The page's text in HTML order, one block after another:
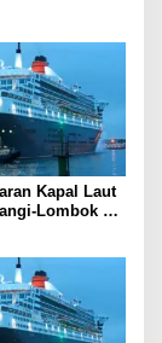
Kapal Laut
Lombok